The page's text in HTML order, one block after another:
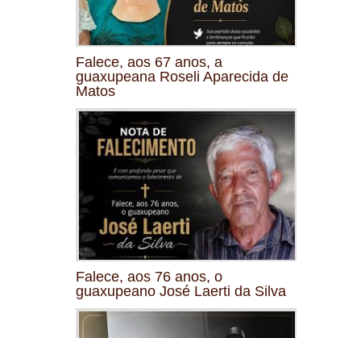
Falece, aos 67 anos, a
guaxupeana Roseli Aparecida de
Matos
Falece, aos 76 anos, o
guaxupeano José Laerti da Silva